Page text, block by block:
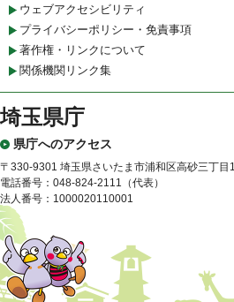
ウェブアクセシビリティ
プライバシーポリシー・免責事項
著作権・リンクについて
関係機関リンク集
埼玉県庁
県庁へのアクセス
〒330-9301 埼玉県さいたま市浦和区高砂三丁目
電話番号：048-824-2111（代表）
法人番号：1000020110001